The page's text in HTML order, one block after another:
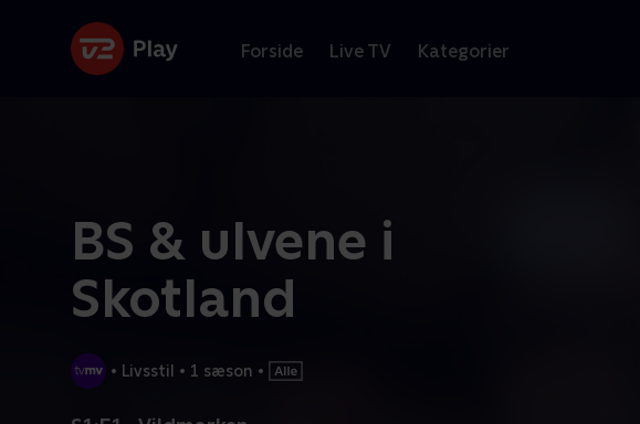
Forside Live TV Kategorier
BS & ulvene i
Skotland
• Livsstil • 1 sæson •